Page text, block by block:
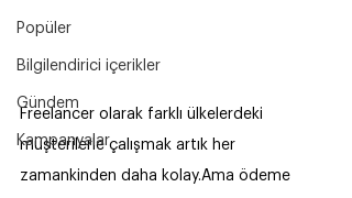
Popüler
Bilgilendirici içerikler
Gündem
Kampanyalar
Freelancer olarak farklı ülkelerdeki
müşterilerle çalışmak artık her
zamankinden daha kolay.Ama ödeme